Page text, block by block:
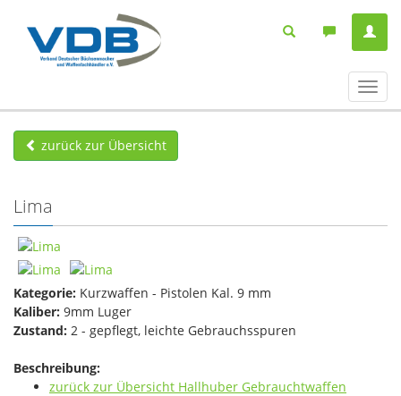
ein-/
zurück zur Übersicht
Lima
Kategorie: Kurzwaffen - Pistolen Kal. 9 mm
Kaliber: 9mm Luger
Zustand: 2 - gepflegt, leichte Gebrauchsspuren
Beschreibung:
zurück zur Übersicht Hallhuber Gebrauchtwaffen